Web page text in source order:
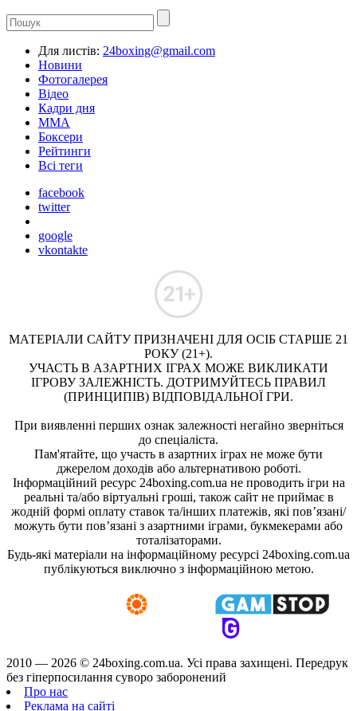
Для листів: 24boxing@gmail.com
Новини
Фотогалерея
Відео
Кадри дня
ММА
Боксери
Рейтинги
Всі теги
facebook
twitter
google
vkontakte
МАТЕРІАЛИ САЙТУ ПРИЗНАЧЕНІ ДЛЯ ОСІБ СТАРШЕ 21
РОКУ (21+).
УЧАСТЬ В АЗАРТНИХ ІГРАХ МОЖЕ ВИКЛИКАТИ
ІГРОВУ ЗАЛЕЖНІСТЬ. ДОТРИМУЙТЕСЬ ПРАВИЛ
(ПРИНЦИПІВ) ВІДПОВІДАЛЬНОЇ ГРИ.
При виявленні перших ознак залежності негайно зверніться
до спеціаліста.
Пам'ятайте, що участь в азартних іграх не може бути
джерелом доходів або альтернативою роботі.
Інформаційний ресурс 24boxing.com.ua не проводить ігри на
реальні та/або віртуальні гроші, також сайт не приймає в
жодній формі оплату ставок та/інших платежів, які пов’язані/
можуть бути пов’язані з азартними іграми, букмекерами або
тоталізаторами.
Будь-які матеріали на інформаційному ресурсі 24boxing.com.ua
публікуються виключно з інформаційною метою.
2010 — 2026 © 24boxing.com.ua. Усi права захищенi. Передрук
без гіперпосилання суворо заборонений
Про нас
Реклама на сайті